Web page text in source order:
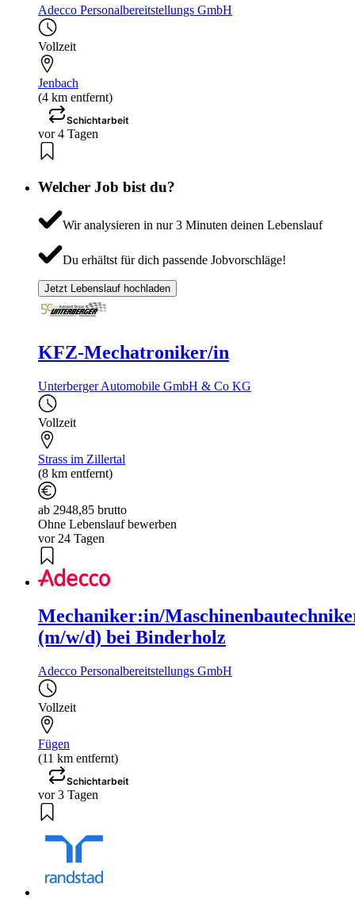
Adecco Personalbereitstellungs GmbH
Vollzeit
Jenbach
(4 km entfernt)
Schichtarbeit
vor 4 Tagen
Welcher Job bist du?
Wir analysieren in nur 3 Minuten deinen Lebenslauf
Du erhältst für dich passende Jobvorschläge!
Jetzt Lebenslauf hochladen
KFZ-Mechatroniker/in
Unterberger Automobile GmbH & Co KG
Vollzeit
Strass im Zillertal
(8 km entfernt)
ab 2948,85 brutto
Ohne Lebenslauf bewerben
vor 24 Tagen
Mechaniker:in/
(m/w/d) bei Binderholz
Adecco Personalbereitstellungs GmbH
Vollzeit
Fügen
(11 km entfernt)
Schichtarbeit
vor 3 Tagen